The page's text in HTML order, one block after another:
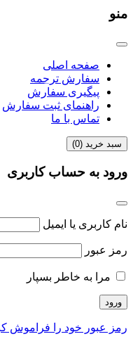
منو
صفحه اصلی
سفارش ترجمه
پیگیری سفارش
راهنمای ثبت سفارش
تماس با ما
سبد خرید (0
)
ورود به حساب کاربری
نام کاربری یا ایمیل
رمز عبور
مرا به خاطر بسپار
رمز عبور خود را فراموش